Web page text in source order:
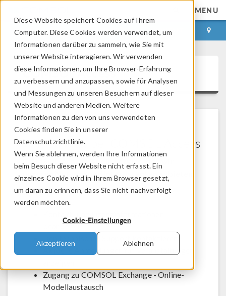
Diese Website speichert Cookies auf Ihrem
Computer. Diese Cookies werden verwendet, um
Informationen darüber zu sammeln, wie Sie mit
unserer Website interagieren. Wir verwenden
diese Informationen, um Ihre Browser-Erfahrung
zu verbessern und anzupassen, sowie für Analysen
und Messungen zu unseren Besuchern auf dieser
Website und anderen Medien. Weitere
Informationen zu den von uns verwendeten
Cookies finden Sie in unserer
Datenschutzrichtlinie.
Wenn Sie ablehnen, werden Ihre Informationen
beim Besuch dieser Website nicht erfasst. Ein
einzelnes Cookie wird in Ihrem Browser gesetzt,
um daran zu erinnern, dass Sie nicht nachverfolgt
werden möchten.
Cookie-Einstellungen
Akzeptieren Ablehnen
MENU
ANMELDEN KONTAKT
COMSOL Access
Willkommen bei COMSOL Access
COMSOL Access ist ein Service, den wir
unseren Nutzern und Interessenten anbieten.
Vorteile:
bearbeiten
Den technischen Support kontaktieren
Aktuelle Anmeldungen für Veranstaltungen
Zugang zu COMSOL Exchange - Online-
Modellaustausch